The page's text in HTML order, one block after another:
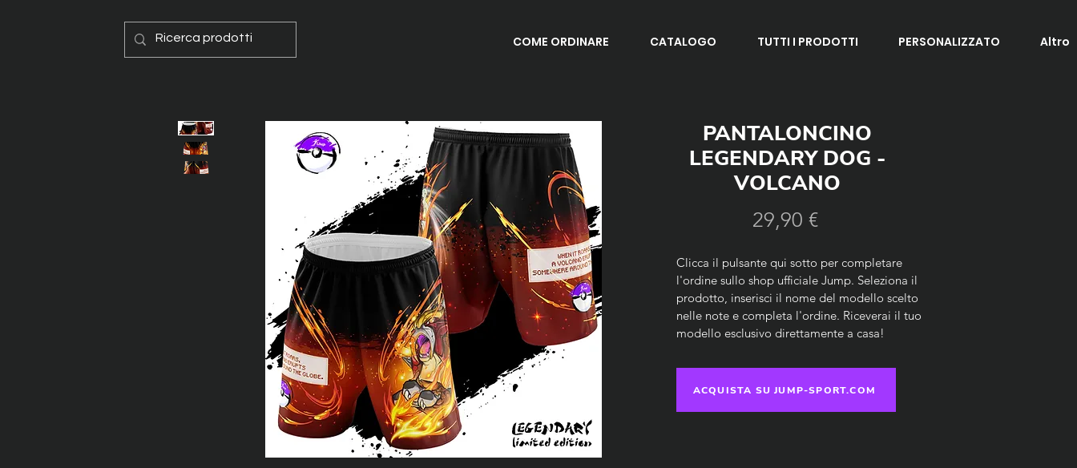
COME ORDINARE CATALOGO TUTTI I PRODOTTI PERSONALIZZATO Altro
PANTALONCINO
LEGENDARY DOG -
VOLCANO
29,90 €Prezzo
ACQUISTA SU JUMP-SPORT.COM
Clicca il pulsante qui sotto per completare
l'ordine sullo shop ufficiale Jump. Seleziona il
prodotto, inserisci il nome del modello scelto
nelle note e completa l'ordine. Riceverai il tuo
modello esclusivo direttamente a casa!